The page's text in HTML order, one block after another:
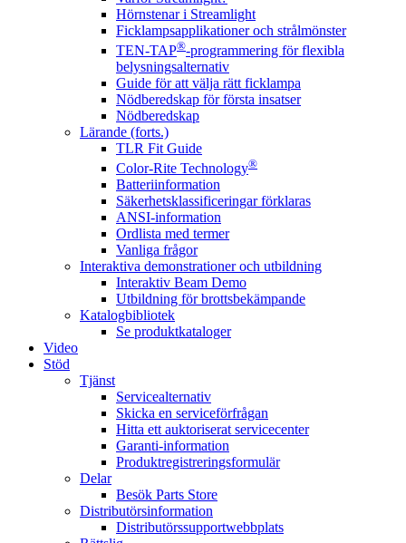
Hörnstenar i Streamlight
Ficklampsapplikationer och strålmönster
TEN-TAP®-programmering för flexibla
belysningsalternativ
Guide för att välja rätt ficklampa
Nödberedskap för första insatser
Nödberedskap
Lärande (forts.)
TLR Fit Guide
Color-Rite Technology®
Batteriinformation
Säkerhetsklassificeringar förklaras
ANSI-information
Ordlista med termer
Vanliga frågor
Interaktiva demonstrationer och utbildning
Interaktiv Beam Demo
Utbildning för brottsbekämpande
Katalogbibliotek
Se produktkataloger
Video
Stöd
Tjänst
Servicealternativ
Skicka en serviceförfrågan
Hitta ett auktoriserat servicecenter
Garanti-information
Produktregistreringsformulär
Delar
Besök Parts Store
Distributörsinformation
Distributörssupportwebbplats